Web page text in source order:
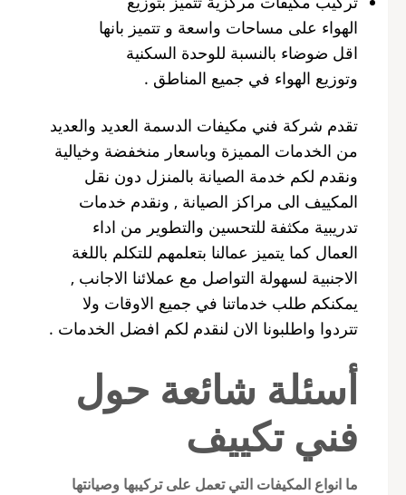
الهواء على مساحات واسعة و تتميز بانها
اقل ضوضاء بالنسبة للوحدة السكنية
وتوزيع الهواء في جميع المناطق .
تقدم شركة فني مكيفات الدسمة العديد والعديد
من الخدمات المميزة وباسعار منخفضة وخيالية
ونقدم لكم خدمة الصيانة بالمنزل دون نقل
المكييف الى مراكز الصيانة , ونقدم خدمات
تدريبية مكثفة للتحسين والتطوير من اداء
العمال كما يتميز عمالنا بتعلمهم للتكلم باللغة
الاجنبية لسهولة التواصل مع عملائنا الاجانب ,
يمكنكم طلب خدماتنا في جميع الاوقات ولا
تتردوا واطلبونا الان لنقدم لكم افضل الخدمات .
أسئلة شائعة حول
فني تكييف
ما انواع المكيفات التي تعمل على تركيبها وصيانتها